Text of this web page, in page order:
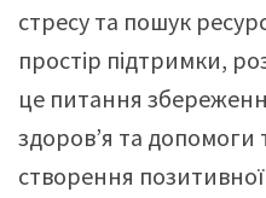
стресу та пошук
простір підтримки,
це питання
здоров’я та допомоги
створення